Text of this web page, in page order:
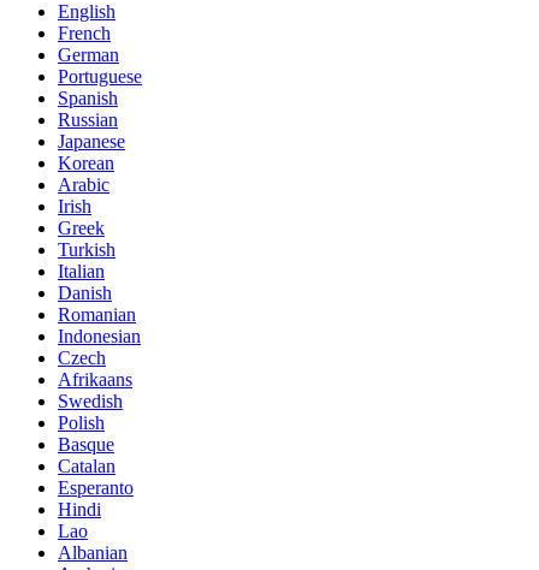
English
French
German
Portuguese
Spanish
Russian
Japanese
Korean
Arabic
Irish
Greek
Turkish
Italian
Danish
Romanian
Indonesian
Czech
Afrikaans
Swedish
Polish
Basque
Catalan
Esperanto
Hindi
Lao
Albanian